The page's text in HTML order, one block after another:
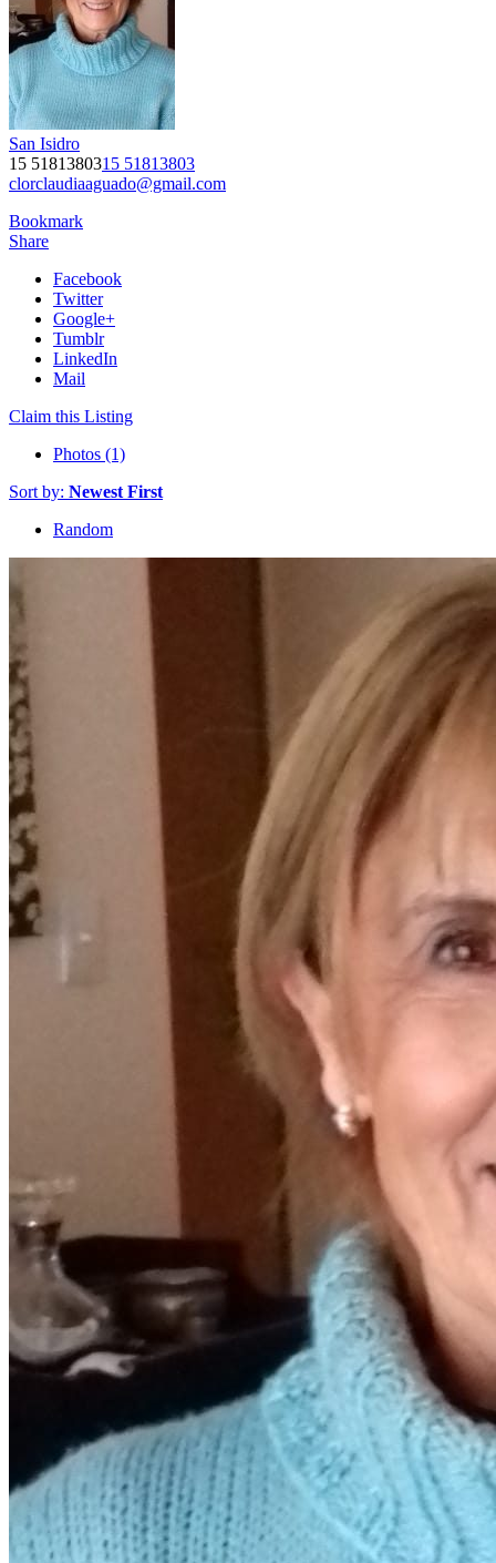
San Isidro
15 5181380315 51813803
clorclaudiaaguado@gmail.com
Bookmark
Share
Facebook
Twitter
Google+
Tumblr
LinkedIn
Mail
Claim this Listing
Photos (1)
Sort by: Newest First
Random